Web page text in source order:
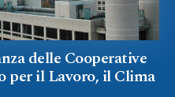
delle Cooperative
per il Lavoro, il Clima